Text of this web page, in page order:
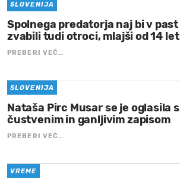
SLOVENIJA
Spolnega predatorja naj bi v past
zvabili tudi otroci, mlajši od 14 let
PREBERI VEČ…
SLOVENIJA
Nataša Pirc Musar se je oglasila s
čustvenim in ganljivim zapisom
PREBERI VEČ…
VREME